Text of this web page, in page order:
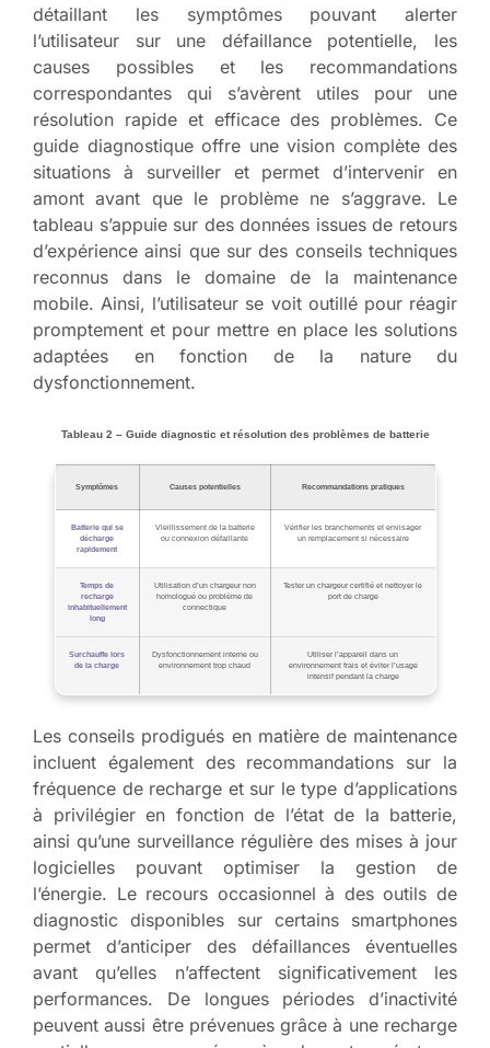
détaillant les symptômes pouvant alerter
l’utilisateur sur une défaillance potentielle, les
causes possibles et les recommandations
correspondantes qui s’avèrent utiles pour une
résolution rapide et efficace des problèmes. Ce
guide diagnostique offre une vision complète des
situations à surveiller et permet d’intervenir en
amont avant que le problème ne s’aggrave. Le
tableau s’appuie sur des données issues de retours
d’expérience ainsi que sur des conseils techniques
reconnus dans le domaine de la maintenance
mobile. Ainsi, l’utilisateur se voit outillé pour réagir
promptement et pour mettre en place les solutions
adaptées en fonction de la nature du
dysfonctionnement.
Tableau 2 – Guide diagnostic et résolution des problèmes de batterie
Symptômes Causes potentielles Recommandations pratiques
Batterie qui se
décharge
rapidement
Vieillissement de la batterie
ou connexion défaillante
Vérifier les branchements et envisager
un remplacement si nécessaire
Temps de
recharge
inhabituellement
long
Utilisation d’un chargeur non
homologué ou problème de
connectique
Tester un chargeur certifié et nettoyer le
port de charge
Surchauffe lors
de la charge
Dysfonctionnement interne ou
environnement trop chaud
Utiliser l’appareil dans un
environnement frais et éviter l’usage
intensif pendant la charge
Les conseils prodigués en matière de maintenance
incluent également des recommandations sur la
fréquence de recharge et sur le type d’applications
à privilégier en fonction de l’état de la batterie,
ainsi qu’une surveillance régulière des mises à jour
logicielles pouvant optimiser la gestion de
l’énergie. Le recours occasionnel à des outils de
diagnostic disponibles sur certains smartphones
permet d’anticiper des défaillances éventuelles
avant qu’elles n’affectent significativement les
performances. De longues périodes d’inactivité
peuvent aussi être prévenues grâce à une recharge